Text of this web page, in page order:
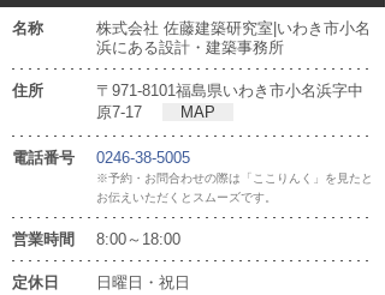
名称
株式会社 佐藤建築研究室|いわき市小名
浜にある設計・建築事務所
住所
〒971-8101福島県いわき市小名浜字中
原7-17
MAP
電話番号 0246-38-5005
※予約・お問合わせの際は「ここりんく」を見たと
お伝えいただくとスムーズです。
営業時間 8:00～18:00
定休日 日曜日・祝日